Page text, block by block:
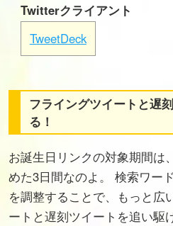
Twitterクライアント
TweetDeck
フライングツイートと遅
る！
お誕生日リンクの対象期間は
めた3日間なのよ。 検索ワー
を調整することで、もっと広
ートと遅刻ツイートを追い駆